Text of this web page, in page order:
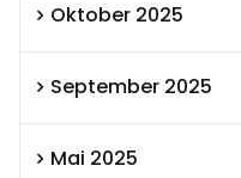
Oktober 2025
September 2025
Mai 2025